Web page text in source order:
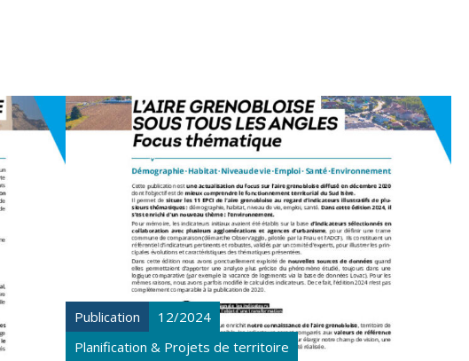
Publication
12/2024
Planification & Projets de territoire